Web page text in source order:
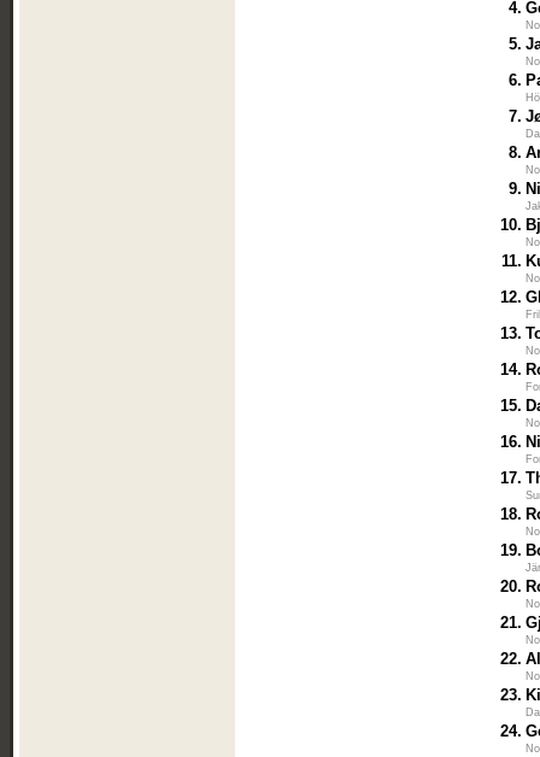
4.
5.
6.
7.
8.
9.
10.
11.
12.
13.
14.
15.
16.
17.
18.
19.
20.
21.
22.
23.
24.